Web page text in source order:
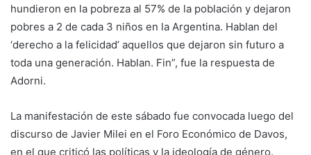
hundieron en la pobreza al 57% de la población y dejaron
pobres a 2 de cada 3 niños en la Argentina. Hablan del
‘derecho a la felicidad’ aquellos que dejaron sin futuro a
toda una generación. Hablan. Fin”, fue la respuesta de
Adorni.
La manifestación de este sábado fue convocada luego del
discurso de Javier Milei en el Foro Económico de Davos,
en el que criticó las políticas y la ideología de género.